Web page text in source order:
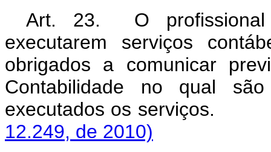
Art. 23. O profissional
executarem serviços
obrigados a comunicar
Contabilidade no qual
executados os
12.249, de 2010)